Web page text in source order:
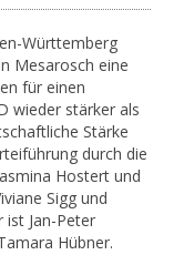
Württemberg
Mesarosch eine
für einen
wieder stärker als
Stärke
durch die
Hostert und
Sigg und
ist Jan-Peter
Hübner.